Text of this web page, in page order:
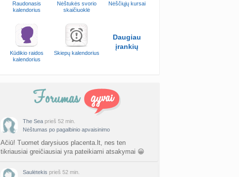
Raudonasis
kalendorius
Nėštukės svorio
skaičiuoklė
Nėščiųjų kursai
Kūdikio raidos
kalendorius
Skiepų kalendorius
Daugiau
įrankių
The Sea prieš 52 min.
Nėštumas po pagalbinio apvaisinimo
Ačiū! Tuomet darysiuos placenta.lt, nes ten
tikriausiai greičiausiai yra pateikiami atsakymai 😀
Saulėtekis prieš 52 min.